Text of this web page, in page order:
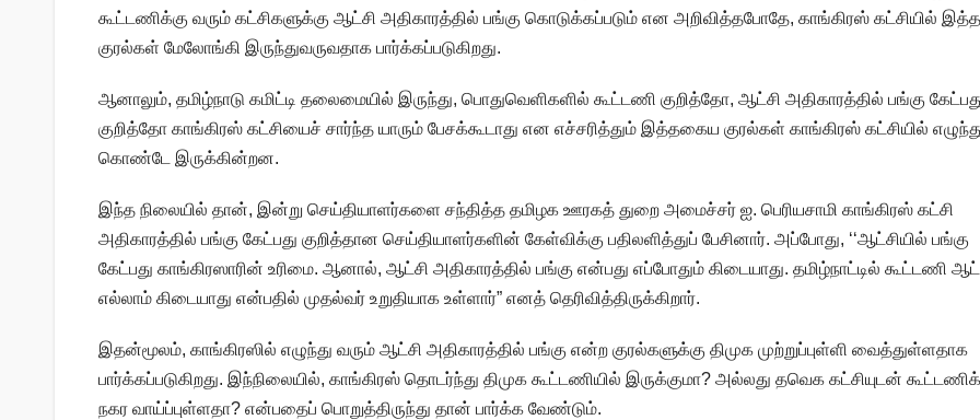
கூட்டணிக்கு வரும் கட்சிகளுக்கு ஆட்சி அதிகாரத்தில் பங்கு கொடுக்கப்படும் என அறிவித்தபோதே, காங்கிரஸ் கட்சியில்
குரல்கள் மேலோங்கி இருந்துவருவதாக பார்க்கப்படுகிறது.
ஆனாலும், தமிழ்நாடு கமிட்டி தலைமையில் இருந்து, பொதுவெளிகளில் கூட்டணி குறித்தோ, ஆட்சி அதிகாரத்தில் பங்கு
குறித்தோ காங்கிரஸ் கட்சியைச் சார்ந்த யாரும் பேசக்கூடாது என எச்சரித்தும் இத்தகைய குரல்கள் காங்கிரஸ் கட்சியில்
கொண்டே இருக்கின்றன.
இந்த நிலையில் தான், இன்று செய்தியாளர்களை சந்தித்த தமிழக ஊரகத் துறை அமைச்சர் ஐ. பெரியசாமி காங்கிரஸ் கட்சி
அதிகாரத்தில் பங்கு கேட்பது குறித்தான செய்தியாளர்களின் கேள்விக்கு பதிலளித்துப் பேசினார். அப்போது, ‘‘ஆட்சியில் பங்கு
கேட்பது காங்கிரஸாரின் உரிமை. ஆனால், ஆட்சி அதிகாரத்தில் பங்கு என்பது எப்போதும் கிடையாது. தமிழ்நாட்டில் கூட்டணி
எல்லாம் கிடையாது என்பதில் முதல்வர் உறுதியாக உள்ளார்” எனத் தெரிவித்திருக்கிறார்.
இதன்மூலம், காங்கிரஸில் எழுந்து வரும் ஆட்சி அதிகாரத்தில் பங்கு என்ற குரல்களுக்கு திமுக முற்றுப்புள்ளி வைத்துள்ளதாக
பார்க்கப்படுகிறது. இந்நிலையில், காங்கிரஸ் தொடர்ந்து திமுக கூட்டணியில் இருக்குமா? அல்லது தவெக கட்சியுடன்
நகர வாய்ப்புள்ளதா? என்பதைப் பொறுத்திருந்து தான் பார்க்க வேண்டும்.